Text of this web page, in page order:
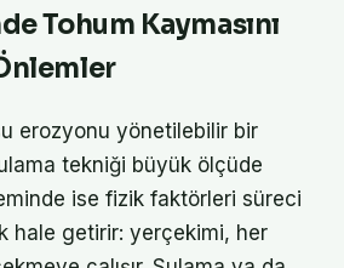
Tohum Kaymasını
erozyonu yönetilebilir bir
tekniği büyük ölçüde
ise fizik faktörleri süreci
hale getirir: yerçekimi, her